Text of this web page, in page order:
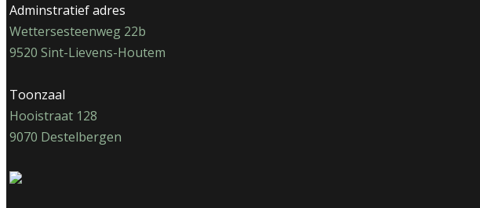
Adminstratief adres
Wettersesteenweg 22b
9520 Sint-Lievens-Houtem
Toonzaal
Hooistraat 128
9070 Destelbergen